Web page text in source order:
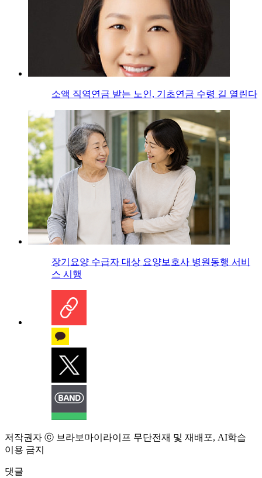
소액 직역연금 받는 노인, 기초연금 수령 길 열린다
장기요양 수급자 대상 요양보호사 병원동행 서비
스 시행
저작권자 ⓒ 브라보마이라이프 무단전재 및 재배포, AI학습
이용 금지
댓글